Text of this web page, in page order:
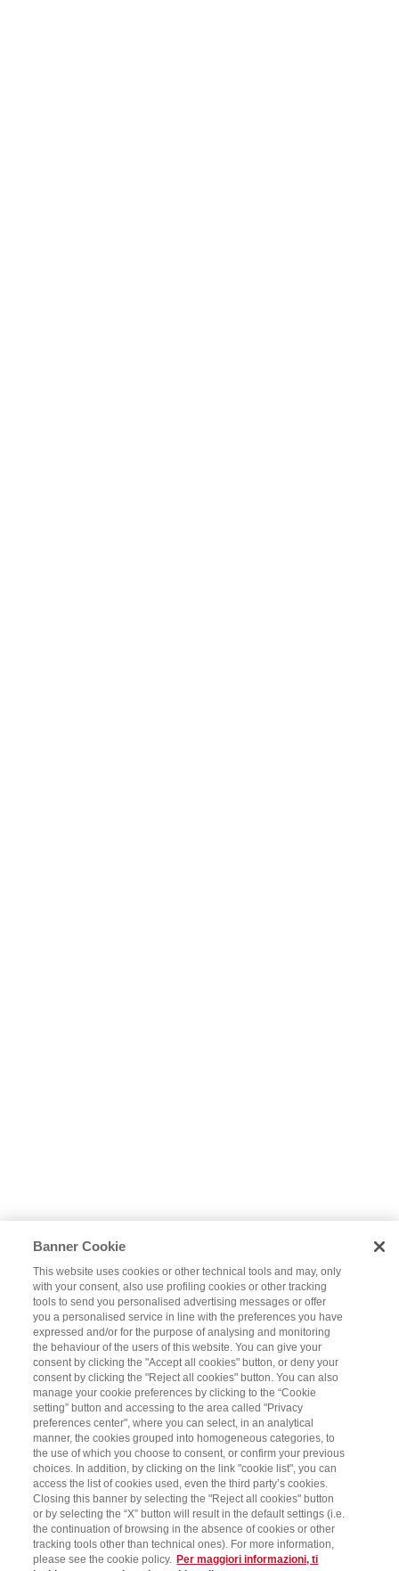
Banner Cookie
This website uses cookies or other technical tools and may, only
with your consent, also use profiling cookies or other tracking
tools to send you personalised advertising messages or offer
you a personalised service in line with the preferences you have
expressed and/or for the purpose of analysing and monitoring
the behaviour of the users of this website. You can give your
consent by clicking the "Accept all cookies" button, or deny your
consent by clicking the "Reject all cookies" button. You can also
manage your cookie preferences by clicking to the “Cookie
setting” button and accessing to the area called "Privacy
preferences center", where you can select, in an analytical
manner, the cookies grouped into homogeneous categories, to
the use of which you choose to consent, or confirm your previous
choices. In addition, by clicking on the link "cookie list", you can
access the list of cookies used, even the third party’s cookies.
Closing this banner by selecting the "Reject all cookies" button
or by selecting the “X” button will result in the default settings (i.e.
the continuation of browsing in the absence of cookies or other
tracking tools other than technical ones). For more information,
please see the cookie policy. Per maggiori informazioni, ti